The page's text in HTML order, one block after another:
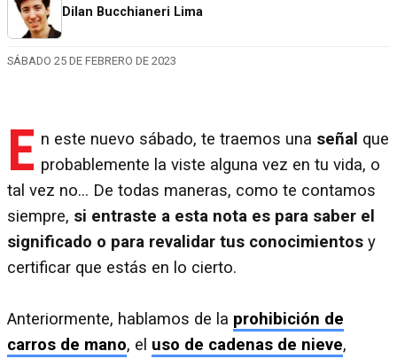
Dilan Bucchianeri Lima
SÁBADO 25 DE FEBRERO DE 2023
E n este nuevo sábado, te traemos una señal que
probablemente la viste alguna vez en tu vida, o
tal vez no... De todas maneras, como te contamos
siempre, si entraste a esta nota es para saber el
significado o para revalidar tus conocimientos y
certificar que estás en lo cierto.
Anteriormente, hablamos de la prohibición de
carros de mano, el uso de cadenas de nieve,